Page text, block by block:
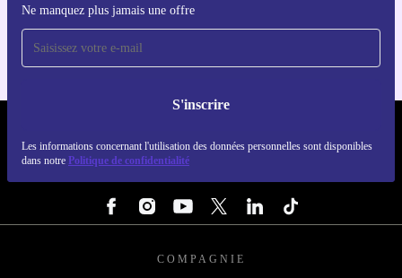
Ne manquez plus jamais une offre
S'inscrire
Les informations concernant l'utilisation des données personnelles sont disponibles
dans notre Politique de confidentialité
Pour iOS et Android
COMPAGNIE